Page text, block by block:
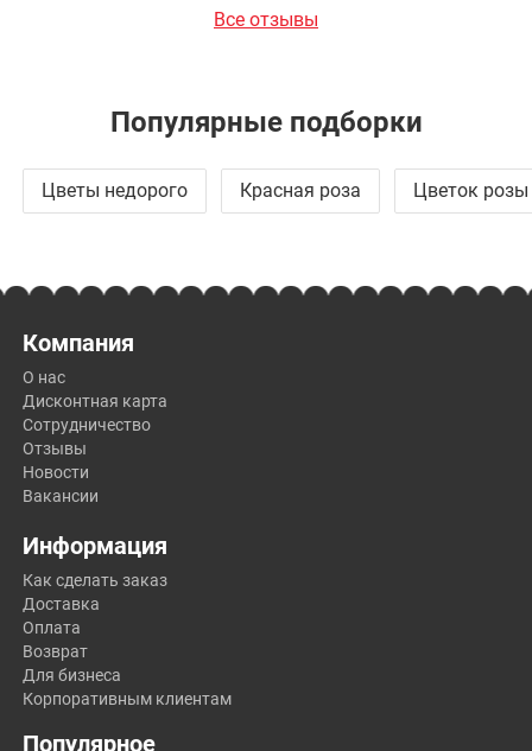
Все отзывы
Популярные подборки
Цветы недорого Красная роза Цветок розы
Компания
О нас
Дисконтная карта
Сотрудничество
Отзывы
Новости
Вакансии
Информация
Как сделать заказ
Доставка
Оплата
Возврат
Для бизнеса
Корпоративным клиентам
Популярное